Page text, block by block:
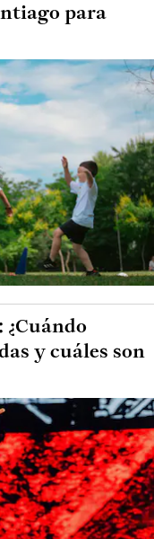
para
¿Cuándo
y cuáles son